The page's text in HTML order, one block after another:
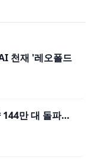
천재 '레오폴드
144만 대 돌파…